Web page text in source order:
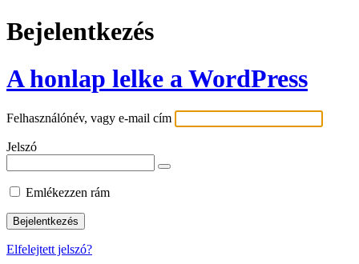
Bejelentkezés
A honlap lelke a WordPress
Felhasználónév, vagy e-mail cím
Jelszó
Emlékezzen rám
Elfelejtett jelszó?